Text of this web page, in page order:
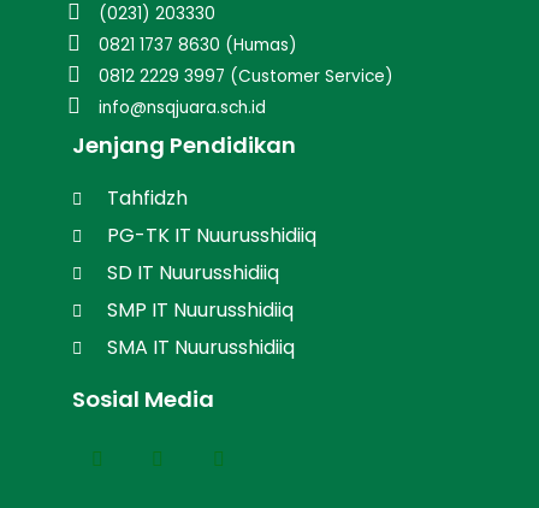
(0231) 203330
0821 1737 8630 (Humas)
0812 2229 3997 (Customer Service)
info@nsqjuara.sch.id
Jenjang Pendidikan
Tahfidzh
PG-TK IT Nuurusshidiiq
SD IT Nuurusshidiiq
SMP IT Nuurusshidiiq
SMA IT Nuurusshidiiq
Sosial Media